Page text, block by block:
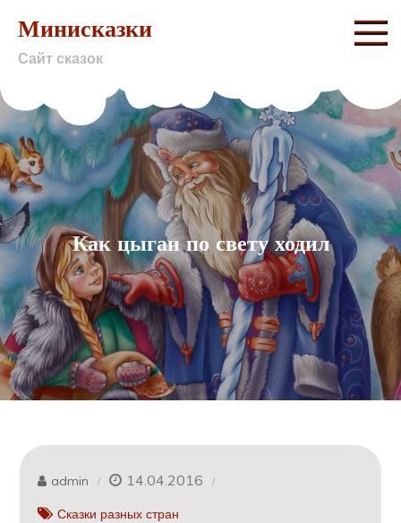
content
Минисказки
Сайт сказок
Как цыган по свету ходил
admin 14.04.2016
Сказки разных стран